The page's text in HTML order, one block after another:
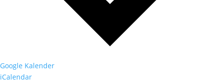
Google Kalender
iCalendar